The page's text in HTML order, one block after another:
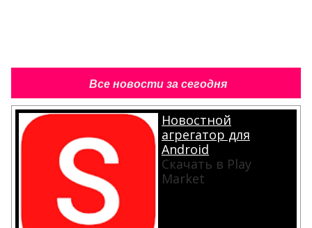
Все новости за сегодня
Новостной
агрегатор для
Android
Скачать в Play
Market